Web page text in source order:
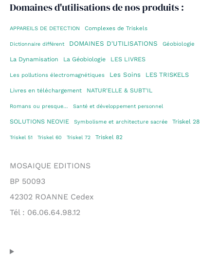
Domaines d'utilisations de nos produits :
APPAREILS DE DETECTION Complexes de Triskels
Dictionnaire différent DOMAINES D'UTILISATIONS Géobiologie
La Dynamisation La Géobiologie LES LIVRES
Les pollutions électromagnétiques Les Soins LES TRISKELS
Livres en téléchargement NATUR'ELLE & SUBT'IL
Romans ou presque… Santé et développement personnel
SOLUTIONS NEOVIE Symbolisme et architecture sacrée Triskel 28
Triskel 51 Triskel 60 Triskel 72 Triskel 82
MOSAIQUE EDITIONS
BP 50093
42302 ROANNE Cedex
Tél : 06.06.64.98.12